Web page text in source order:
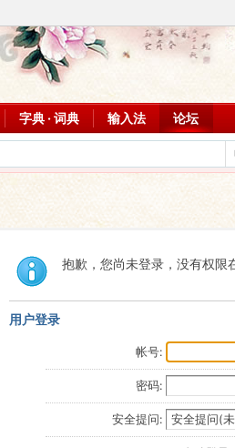
字典 · 词典 输入法 论坛
抱歉，您尚未登录，没有权限
用户登录
帐号:
密码:
安全提问: